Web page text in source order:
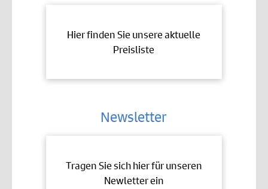
Hier finden Sie unsere aktuelle
Preisliste
Newsletter
Tragen Sie sich hier für unseren
Newletter ein